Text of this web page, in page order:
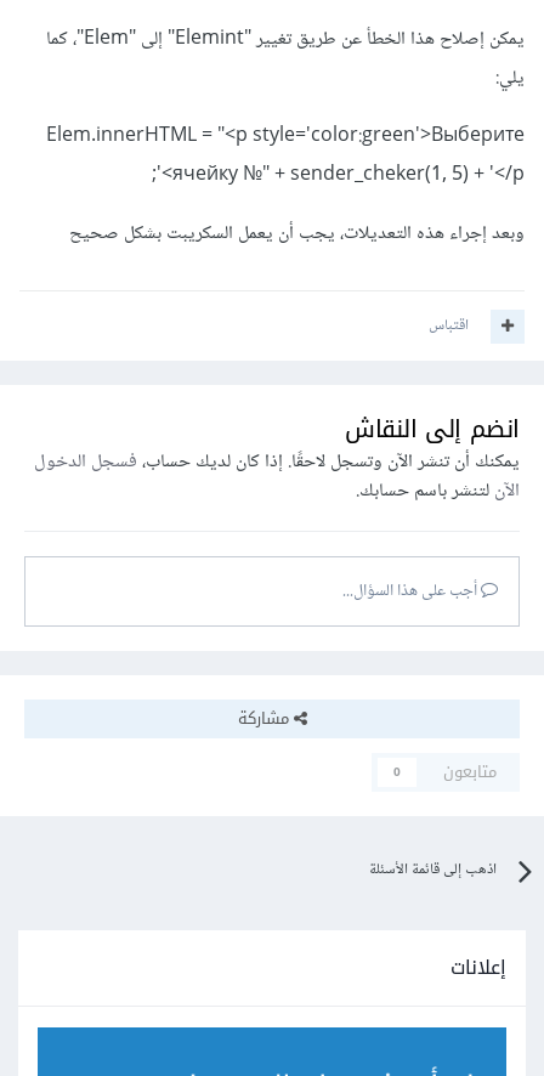
يمكن إصلاح هذا الخطأ عن طريق تغيير "Elemint" إلى "Elem"، كما
يلي:
Elem.innerHTML = "<p style='color:green'>Выберите
ячейку №" + sender_cheker(1, 5) + '</p>';
وبعد إجراء هذه التعديلات، يجب أن يعمل السكريبت بشكل صحيح
اقتباس
انضم إلى النقاش
يمكنك أن تنشر الآن وتسجل لاحقًا. إذا كان لديك حساب،فسجل الدخول
الآنلتنشر باسم حسابك.
أجب على هذا السؤال...
مشاركة
متابعون
0
اذهب إلى قائمة الأسئلة
إعلانات